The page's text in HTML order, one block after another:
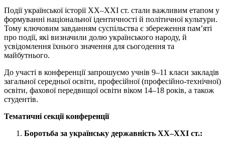
Події української історії XX–XXI ст. стали важливим етапом у
формуванні національної ідентичності й політичної культури.
Тому ключовим завданням суспільства є збереження пам’яті
про події, які визначили долю українського народу, й
усвідомлення їхнього значення для сьогодення та
майбутнього.
До участі в конференції запрошуємо учнів 9–11 класи закладів
загальної середньої освіти, професійної (професійно-технічної)
освіти, фахової передвищої освіти віком 14–18 років, а також
студентів.
Тематичні секції конференції
Боротьба за українську державність XX–XXI ст.: